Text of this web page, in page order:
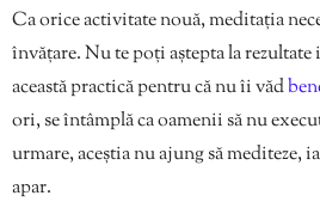
Ca orice activitate nouă, meditația
învățare. Nu te poți aștepta la
această practică pentru că nu îi văd
ori, se întâmplă ca oamenii să nu
urmare, aceștia nu ajung să mediteze,
apar.